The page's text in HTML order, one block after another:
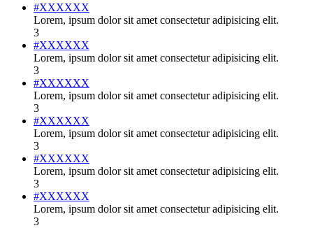
#XXXXXX
Lorem, ipsum dolor sit amet consectetur adipisicing elit.
3
#XXXXXX
Lorem, ipsum dolor sit amet consectetur adipisicing elit.
3
#XXXXXX
Lorem, ipsum dolor sit amet consectetur adipisicing elit.
3
#XXXXXX
Lorem, ipsum dolor sit amet consectetur adipisicing elit.
3
#XXXXXX
Lorem, ipsum dolor sit amet consectetur adipisicing elit.
3
#XXXXXX
Lorem, ipsum dolor sit amet consectetur adipisicing elit.
3